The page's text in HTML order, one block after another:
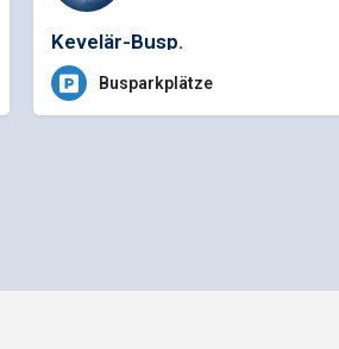
Kevelär-Busp.
Busparkplätze